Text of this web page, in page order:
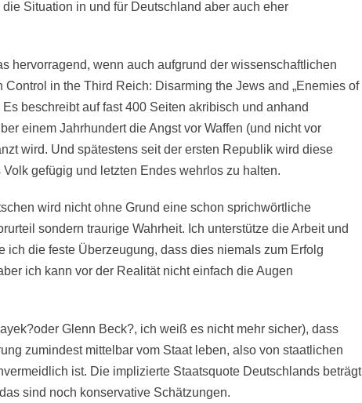
Situation in und für Deutschland aber auch eher
hervorragend, wenn auch aufgrund der wissenschaftlichen
in the Third Reich: Disarming the Jews and „Enemies of
beschreibt auf fast 400 Seiten akribisch und anhand
einem Jahrhundert die Angst vor Waffen (und nicht vor
wird. Und spätestens seit der ersten Republik wird diese
gefügig und letzten Endes wehrlos zu halten.
wird nicht ohne Grund eine schon sprichwörtliche
sondern traurige Wahrheit. Ich unterstütze die Arbeit und
die feste Überzeugung, dass dies niemals zum Erfolg
ich kann vor der Realität nicht einfach die Augen
Glenn Beck?, ich weiß es nicht mehr sicher), dass
zumindest mittelbar vom Staat leben, also von staatlichen
ist. Die implizierte Staatsquote Deutschlands beträgt
sind noch konservative Schätzungen.